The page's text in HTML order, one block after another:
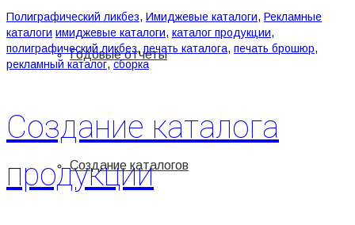
Годовые отчеты
Создание каталогов
Полиграфический ликбез, Имиджевые каталоги, Рекламные
каталоги имиджевые каталоги, каталог продукции,
полиграфический ликбез, печать каталога, печать брошюр,
рекламный каталог,сборка
Создание каталога
продукции